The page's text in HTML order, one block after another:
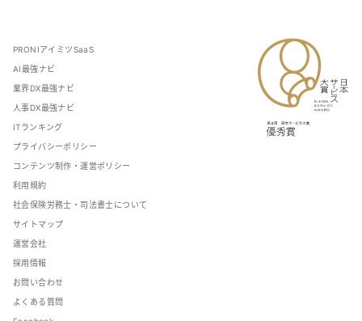
PRONIアイミツSaaS
AI最強ナビ
業界DX最強ナビ
人事DX最強ナビ
ITランキング
プライバシーポリシー
コンテンツ制作・運営ポリシー
利用規約
社会保険労務士・司法書士について
サイトマップ
運営会社
採用情報
お問い合わせ
よくある質問